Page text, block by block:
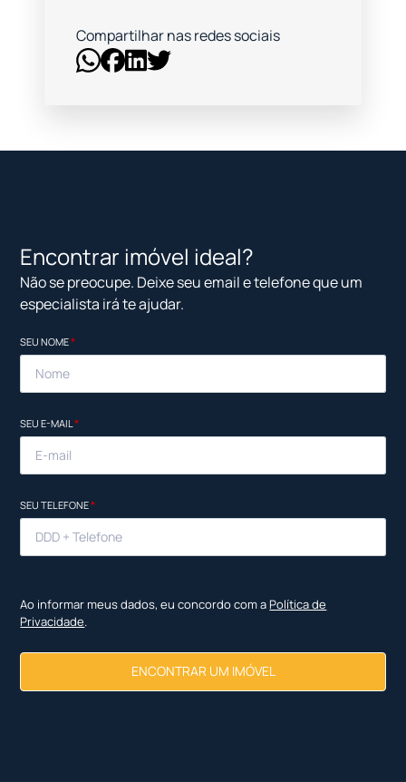
Compartilhar nas redes sociais
Encontrar imóvel ideal?
Não se preocupe. Deixe seu email e telefone que um
especialista irá te ajudar.
SEU NOME*
SEU E-MAIL*
SEU TELEFONE*
Ao informar meus dados, eu concordo com a Política de
Privacidade.
ENCONTRAR UM IMÓVEL